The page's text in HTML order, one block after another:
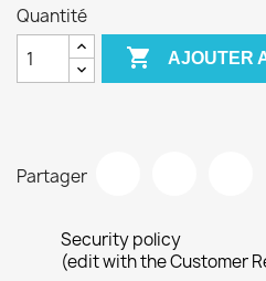
Quantité
 AJOUTER
Partager
Security policy
(edit with the Customer